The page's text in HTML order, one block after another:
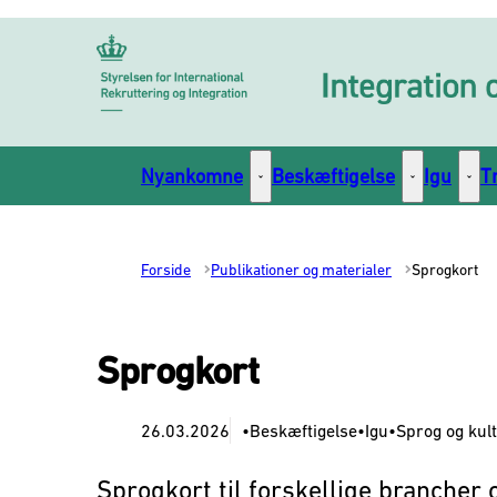
Nyankomne Nyankomne - Flere links
Beskæftigelse Igu Igu
Forside Publikationer og materialer Sprogkort
Sprogkort
26.03.2026 •Beskæftigelse•Igu•Sprog og
Sprogkort til forskellige brancher